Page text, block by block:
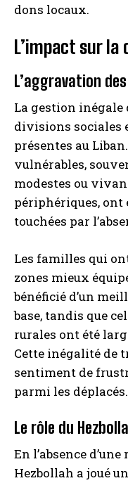
dons locaux.
L’impact sur la
L’aggravation
La gestion inégale
divisions sociales
présentes au
vulnérables,
modestes ou
périphériques, ont
touchées par
Les familles qui
zones mieux
bénéficié d’un
base, tandis que
rurales ont été
Cette inégalité de
sentiment de
parmi les déplacés.
Le rôle du
En l’absence
Hezbollah a joué